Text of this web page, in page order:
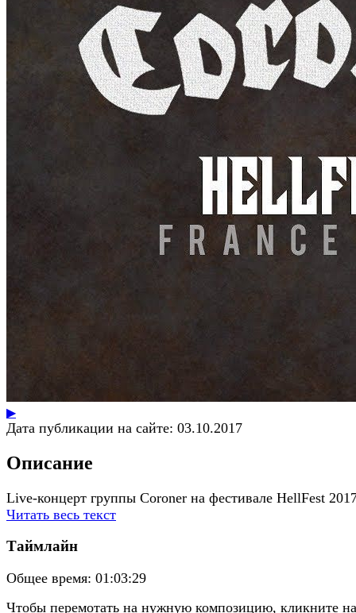
▶
Дата публикации на сайте: 03.10.2017
Описание
Live-концерт группы Coroner на фестивале HellFest
Читать весь текст
Таймлайн
Общее время: 01:03:29
Чтобы перемотать на нужную композицию, кликните на